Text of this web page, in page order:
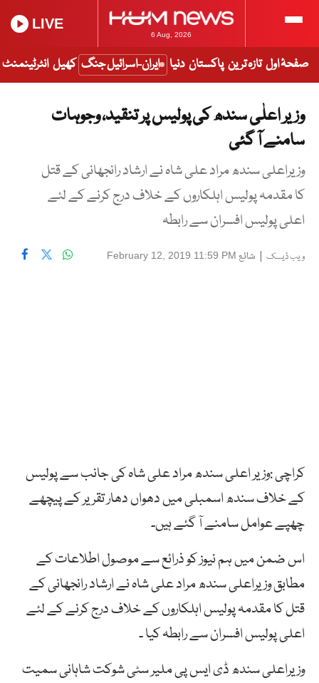
6 Aug, 2026
LIVE
صفحۂ اول تازہ ترین پاکستان دنیا ایران-اسرائیل جنگ کھیل انٹرٹینمنٹ
وزیر اعلٰی سندھ کی پولیس پر تنقید، وجوہات
سامنے آ گئی
وزیراعلی سندھ مراد علی شاہ نے ارشاد رانجھانی کے قتل
کا مقدمہ پولیس اہلکاروں کے خلاف درج کرنے کے لئے
اعلی پولیس افسران سے رابطہ
ویب ڈیسک | شائع February 12, 2019 11:59 PM
کراچی :وزیر اعلی سندھ مراد علی شاہ کی جانب سے پولیس
کے خلاف سندھ اسمبلی میں دھواں دھار تقریر کے پیچھے
چھپے عوامل سامنے آ گئے ہیں۔
اس ضمن میں ہم نیوز کو ذرائع سے موصول اطلاعات کے
مطابق وزیراعلی سندھ مراد علی شاہ نے ارشاد رانجھانی کے
قتل کا مقدمہ پولیس اہلکاروں کے خلاف درج کرنے کے لئے
اعلی پولیس افسران سے رابطہ کیا ۔
وزیراعلی سندھ ڈی ایس پی ملیر سٹی شوکت شاہانی سمیت